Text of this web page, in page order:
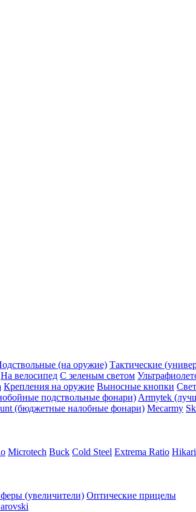
(на оружие) Тактические
На велосипед С зеленым светом
Крепления на оружие Выносные кнопки
подствольные фонари) Armytek
(бюджетные налобные фонари) Mecarmy
Microtech Buck Cold Steel Extrema Ratio Hikari
(увеличители) Оптические прицелы